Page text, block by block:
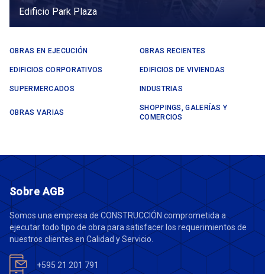
Edificio Park Plaza
OBRAS EN EJECUCIÓN OBRAS RECIENTES
EDIFICIOS CORPORATIVOS EDIFICIOS DE VIVIENDAS
SUPERMERCADOS INDUSTRIAS
OBRAS VARIAS
SHOPPINGS, GALERÍAS Y
COMERCIOS
Sobre AGB
Somos una empresa de CONSTRUCCIÓN comprometida a
ejecutar todo tipo de obra para satisfacer los requerimientos de
nuestros clientes en Calidad y Servicio.
+595 21 201 791